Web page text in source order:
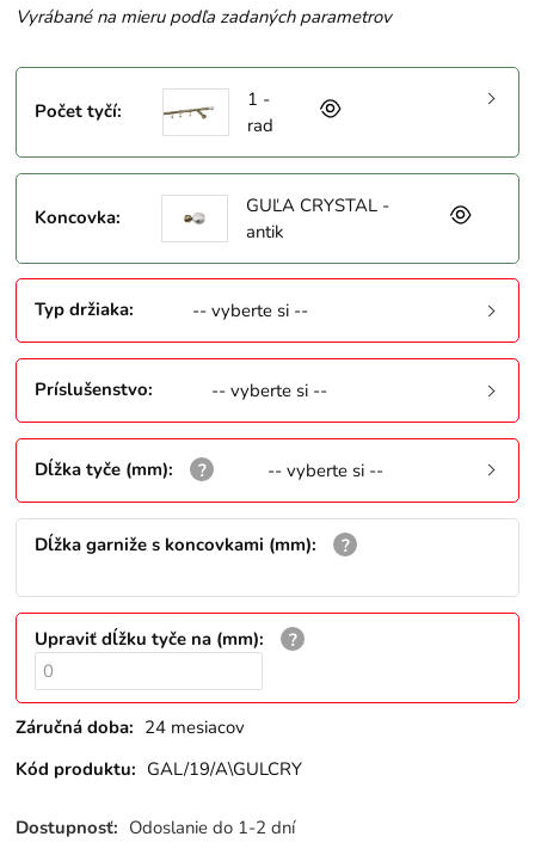
Vyrábané na mieru podľa zadaných parametrov
Počet tyčí:
1 -
rad
Koncovka:
GUĽA CRYSTAL -
antik
Typ držiaka: -- vyberte si --
Príslušenstvo: -- vyberte si --
Dĺžka tyče (mm): -- vyberte si --
Dĺžka garniže s koncovkami (mm):
Upraviť dĺžku tyče na (mm):
Záručná doba: 24 mesiacov
Kód produktu: GAL/19/A\GULCRY
Dostupnosť: Odoslanie do 1-2 dní